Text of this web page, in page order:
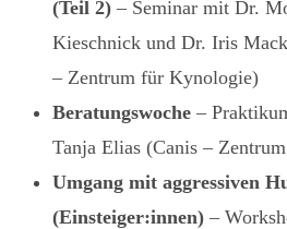
(Teil 2) – Seminar mit Dr.
Kieschnick und Dr. Iris
– Zentrum für Kynologie)
Beratungswoche –
Tanja Elias (Canis –
Umgang mit aggressiven
(Einsteiger:innen) –